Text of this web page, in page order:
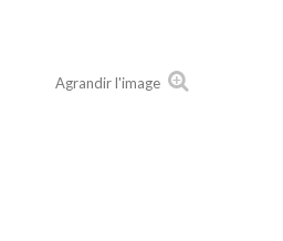
Agrandir l'image